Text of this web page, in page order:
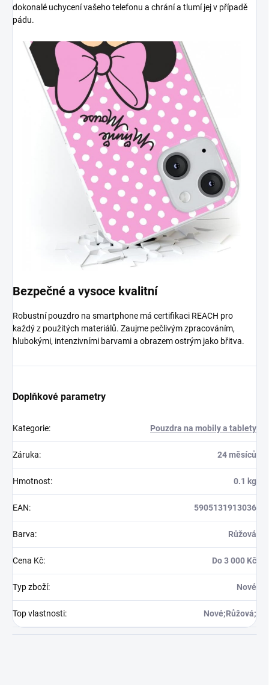
dokonalé uchycení vašeho telefonu a chrání a tlumí jej v případě
pádu.
Bezpečné a vysoce kvalitní
Robustní pouzdro na smartphone má certifikaci REACH pro
každý z použitých materiálů. Zaujme pečlivým zpracováním,
hlubokými, intenzivními barvami a obrazem ostrým jako břitva.
Doplňkové parametry
Kategorie: Pouzdra na mobily a tablety
Záruka: 24 měsíců
Hmotnost: 0.1 kg
EAN: 5905131913036
Barva: Růžová
Cena Kč: Do 3 000 Kč
Typ zboží: Nové
Top vlastnosti: Nové;Růžová;